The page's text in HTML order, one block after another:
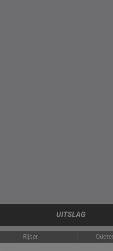
UITSLAG
Rijder